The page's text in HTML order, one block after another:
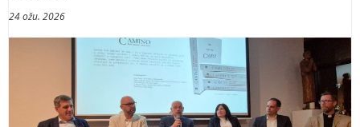
24 ožu. 2026